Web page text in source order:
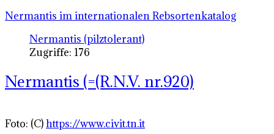
Nermantis im internationalen Rebsortenkatalog
Nermantis (pilztolerant)
Zugriffe: 176
Nermantis (=(R.N.V. nr.920)
Foto: (C)https://www.civit.tn.it